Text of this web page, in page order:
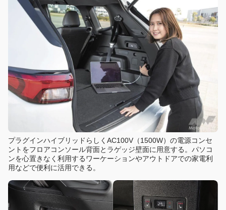
プラグインハイブリッドらしくAC100V（1500W）の電源コンセ
ントをフロアコンソール背面とラゲッジ壁面に用意する。パソコ
ンを心置きなく利用するワーケーションやアウトドアでの家電利
用などで便利に活用できる。